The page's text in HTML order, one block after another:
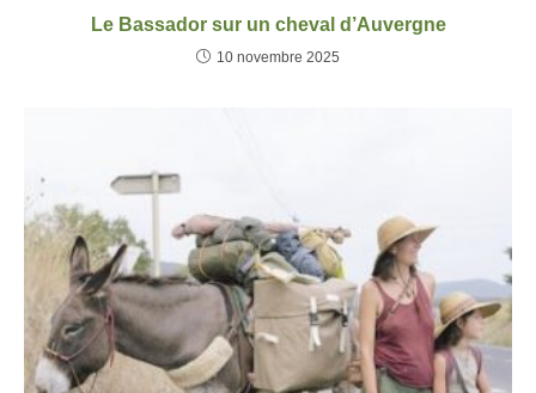
Le Bassador sur un cheval d’Auvergne
10 novembre 2025